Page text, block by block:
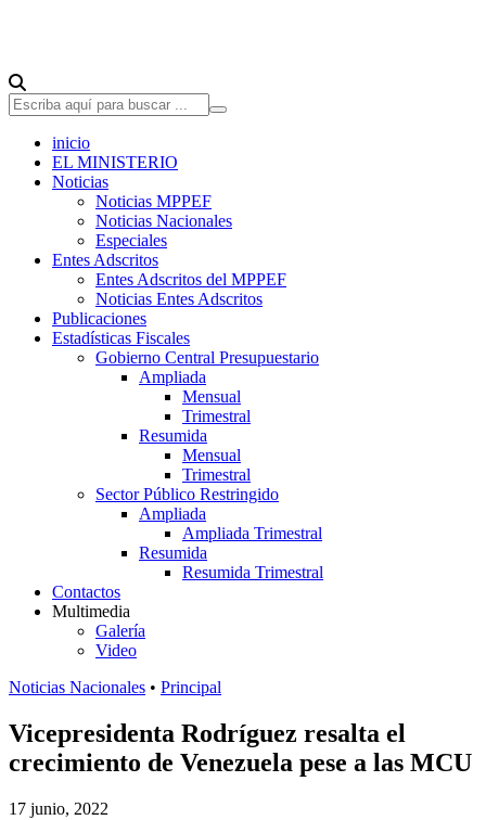
inicio
EL MINISTERIO
Noticias
Noticias MPPEF
Noticias Nacionales
Especiales
Entes Adscritos
Entes Adscritos del MPPEF
Noticias Entes Adscritos
Publicaciones
Estadísticas Fiscales
Gobierno Central Presupuestario
Ampliada
Mensual
Trimestral
Resumida
Mensual
Trimestral
Sector Público Restringido
Ampliada
Ampliada Trimestral
Resumida
Resumida Trimestral
Contactos
Multimedia
Galería
Video
Noticias Nacionales • Principal
Vicepresidenta Rodríguez resalta el
crecimiento de Venezuela pese a las MCU
17 junio, 2022